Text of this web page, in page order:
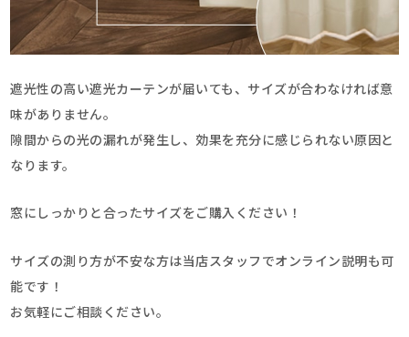
遮光性の高い遮光カーテンが届いても、サイズが合わなければ意
味がありません。
隙間からの光の漏れが発生し、効果を充分に感じられない原因と
なります。
窓にしっかりと合ったサイズをご購入ください！
サイズの測り方が不安な方は当店スタッフでオンライン説明も可
能です！
お気軽にご相談ください。